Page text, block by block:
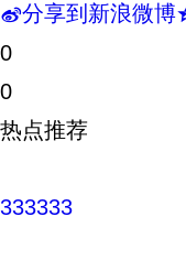
t分享到新浪微博
0
0
热点推荐
333333